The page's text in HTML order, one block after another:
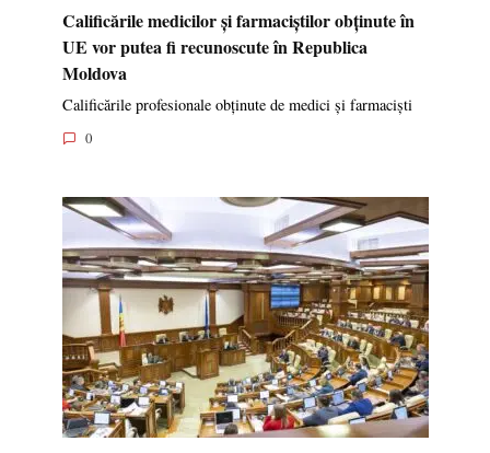
Calificările medicilor și farmaciștilor obținute în
UE vor putea fi recunoscute în Republica
Moldova
Calificările profesionale obținute de medici și farmaciști
0